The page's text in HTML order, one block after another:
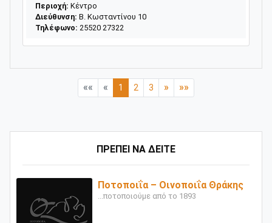
ΠΡΕΠΕΙ ΝΑ ΔΕΙΤΕ
Ποτοποιΐα – Οινοποιΐα Θράκης
...ποτοποιούμε από το 1893
Περιοχή: Κέντρο
Διεύθυνση: Β. Κωσταντίνου 10
Τηλέφωνο: 25520 27322
«« « 1 2 3 » »»